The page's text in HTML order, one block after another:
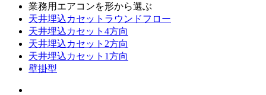
業務用エアコンを形から選ぶ
天井埋込カセットラウンドフロー
天井埋込カセット4方向
天井埋込カセット2方向
天井埋込カセット1方向
壁掛型